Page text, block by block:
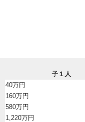
子１人
40万円
160万円
580万円
1,220万円